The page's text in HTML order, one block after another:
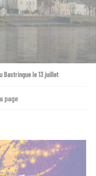
Bastringue le 13 juillet
page